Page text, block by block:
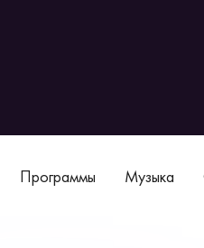
Программы Музыка